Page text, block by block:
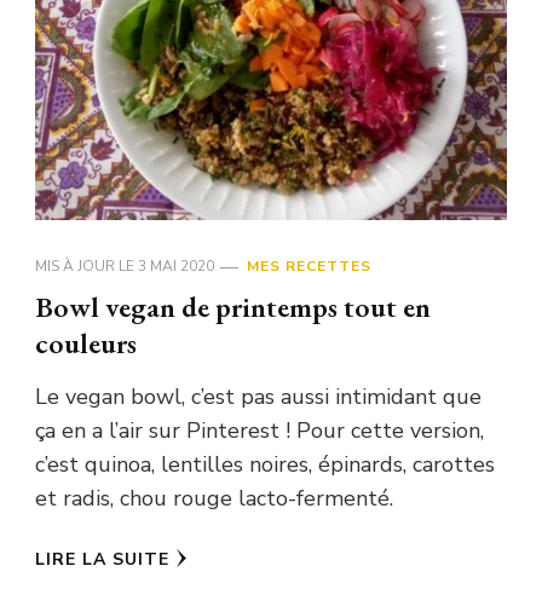
MIS À JOUR LE 3 MAI 2020 MES RECETTES
Bowl vegan de printemps tout en
couleurs
Le vegan bowl, c’est pas aussi intimidant que
ça en a l’air sur Pinterest ! Pour cette version,
c’est quinoa, lentilles noires, épinards, carottes
et radis, chou rouge lacto-fermenté.
LIRE LA SUITE